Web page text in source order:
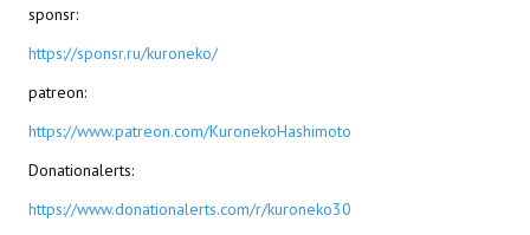
sponsr:
https://sponsr.ru/kuroneko/
patreon:
https://www.patreon.com/KuronekoHashimoto
Donationalerts:
https://www.donationalerts.com/r/kuroneko30